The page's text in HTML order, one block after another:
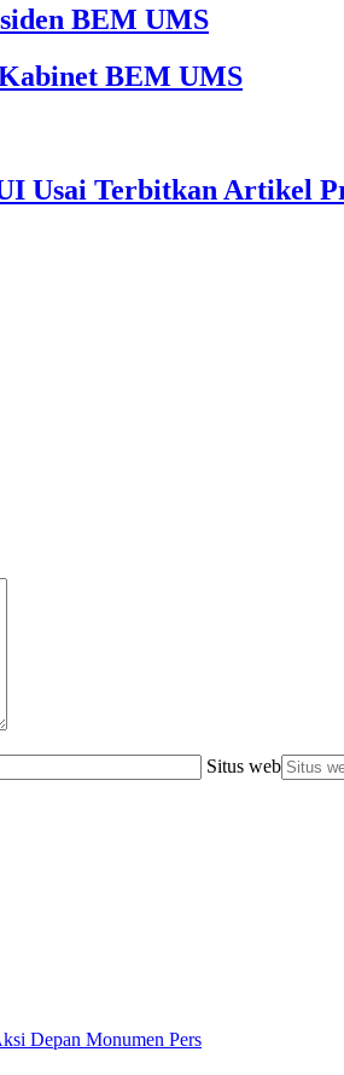
BEM UMS
BEM UMS
Usai Terbitkan Artikel
Situs web
Depan Monumen Pers